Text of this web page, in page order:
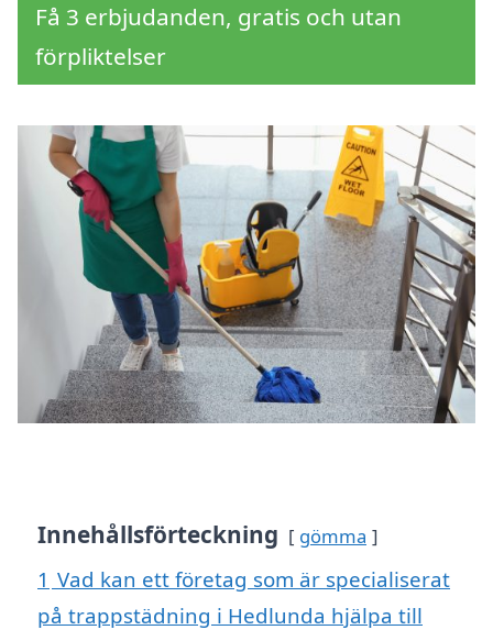
Få 3 erbjudanden, gratis och utan
förpliktelser
Innehållsförteckning gömma
1 Vad kan ett företag som är specialiserat
på trappstädning i Hedlunda hjälpa till